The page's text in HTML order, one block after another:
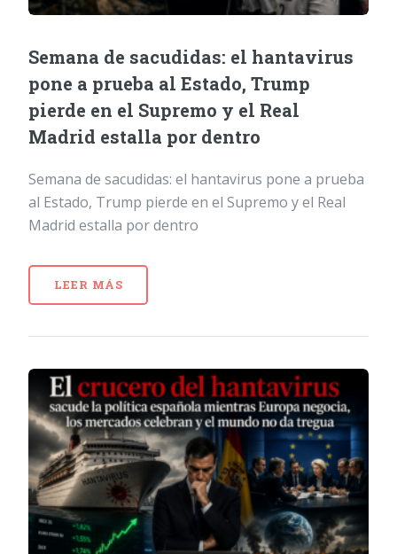
Semana de sacudidas: el hantavirus
pone a prueba al Estado, Trump
pierde en el Supremo y el Real
Madrid estalla por dentro
Semana de sacudidas: el hantavirus pone a prueba
al Estado, Trump pierde en el Supremo y el Real
Madrid estalla por dentro
LEER MÁS